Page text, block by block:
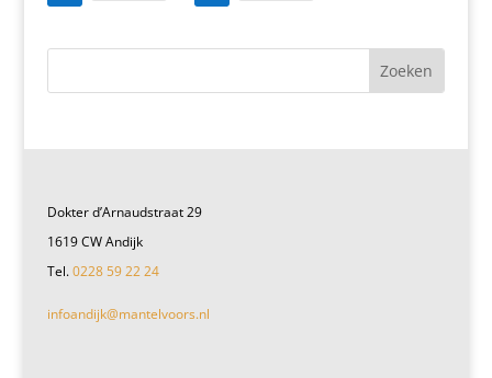
Dokter d’Arnaudstraat 29
1619 CW Andijk
Tel.0228 59 22 24
infoandijk@mantelvoors.nl